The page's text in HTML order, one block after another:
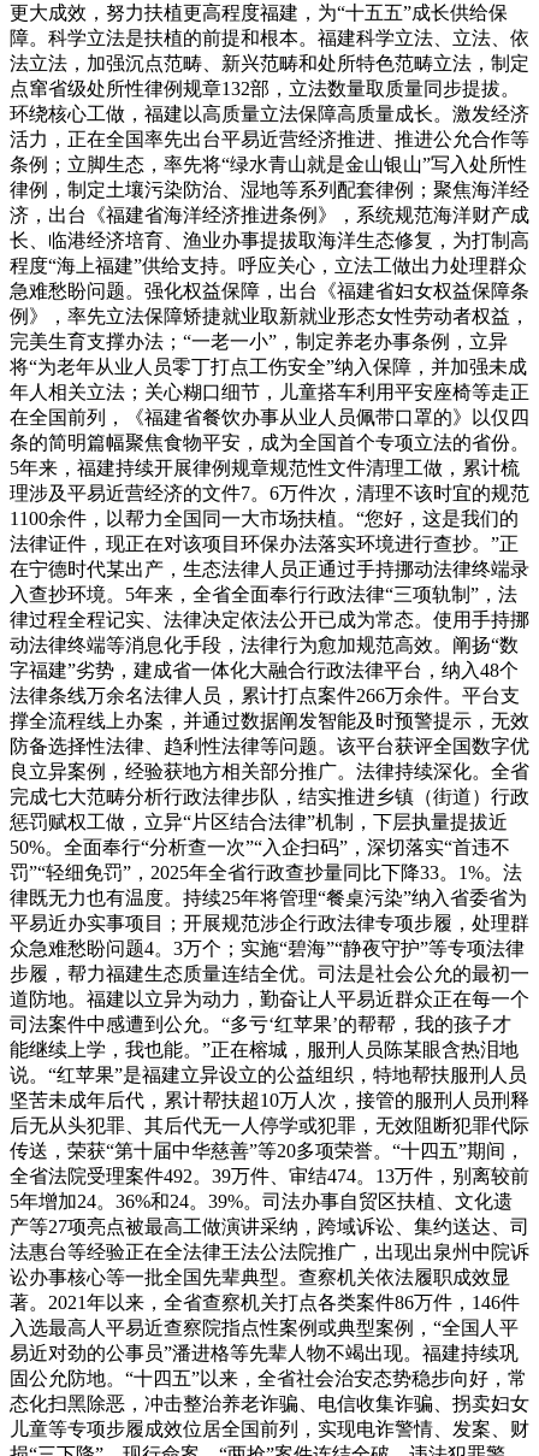
更大成效，努力扶植更高程度福建，为“十五五”成长供给保
障。科学立法是扶植的前提和根本。福建科学立法、立法、依
法立法，加强沉点范畴、新兴范畴和处所特色范畴立法，制定
点窜省级处所性律例规章132部，立法数量取质量同步提拔。
环绕核心工做，福建以高质量立法保障高质量成长。激发经济
活力，正在全国率先出台平易近营经济推进、推进公允合作等
条例；立脚生态，率先将“绿水青山就是金山银山”写入处所性
律例，制定土壤污染防治、湿地等系列配套律例；聚焦海洋经
济，出台《福建省海洋经济推进条例》，系统规范海洋财产成
长、临港经济培育、渔业办事提拔取海洋生态修复，为打制高
程度“海上福建”供给支持。呼应关心，立法工做出力处理群众
急难愁盼问题。强化权益保障，出台《福建省妇女权益保障条
例》，率先立法保障矫捷就业取新就业形态女性劳动者权益，
完美生育支撑办法；“一老一小”，制定养老办事条例，立异
将“为老年从业人员零丁打点工伤安全”纳入保障，并加强未成
年人相关立法；关心糊口细节，儿童搭车利用平安座椅等走正
在全国前列，《福建省餐饮办事从业人员佩带口罩的》以仅四
条的简明篇幅聚焦食物平安，成为全国首个专项立法的省份。
5年来，福建持续开展律例规章规范性文件清理工做，累计梳
理涉及平易近营经济的文件7。6万件次，清理不该时宜的规范
1100余件，以帮力全国同一大市场扶植。“您好，这是我们的
法律证件，现正在对该项目环保办法落实环境进行查抄。”正
在宁德时代某出产，生态法律人员正通过手持挪动法律终端录
入查抄环境。5年来，全省全面奉行行政法律“三项轨制”，法
律过程全程记实、法律决定依法公开已成为常态。使用手持挪
动法律终端等消息化手段，法律行为愈加规范高效。阐扬“数
字福建”劣势，建成省一体化大融合行政法律平台，纳入48个
法律条线万余名法律人员，累计打点案件266万余件。平台支
撑全流程线上办案，并通过数据阐发智能及时预警提示，无效
防备选择性法律、趋利性法律等问题。该平台获评全国数字优
良立异案例，经验获地方相关部分推广。法律持续深化。全省
完成七大范畴分析行政法律步队，结实推进乡镇（街道）行政
惩罚赋权工做，立异“片区结合法律”机制，下层执量提拔近
50%。全面奉行“分析查一次”“入企扫码”，深切落实“首违不
罚”“轻细免罚”，2025年全省行政查抄量同比下降33。1%。法
律既无力也有温度。持续25年将管理“餐桌污染”纳入省委省为
平易近办实事项目；开展规范涉企行政法律专项步履，处理群
众急难愁盼问题4。3万个；实施“碧海”“静夜守护”等专项法律
步履，帮力福建生态质量连结全优。司法是社会公允的最初一
道防地。福建以立异为动力，勤奋让人平易近群众正在每一个
司法案件中感遭到公允。“多亏‘红苹果’的帮帮，我的孩子才
能继续上学，我也能。”正在榕城，服刑人员陈某眼含热泪地
说。“红苹果”是福建立异设立的公益组织，特地帮扶服刑人员
坚苦未成年后代，累计帮扶超10万人次，接管的服刑人员刑释
后无从头犯罪、其后代无一人停学或犯罪，无效阻断犯罪代际
传送，荣获“第十届中华慈善”等20多项荣誉。“十四五”期间，
全省法院受理案件492。39万件、审结474。13万件，别离较前
5年增加24。36%和24。39%。司法办事自贸区扶植、文化遗
产等27项亮点被最高工做演讲采纳，跨域诉讼、集约送达、司
法惠台等经验正在全法律王法公法院推广，出现出泉州中院诉
讼办事核心等一批全国先辈典型。查察机关依法履职成效显
著。2021年以来，全省查察机关打点各类案件86万件，146件
入选最高人平易近查察院指点性案例或典型案例，“全国人平
易近对劲的公事员”潘进格等先辈人物不竭出现。福建持续巩
固公允防地。“十四五”以来，全省社会治安态势稳步向好，常
态化扫黑除恶，冲击整治养老诈骗、电信收集诈骗、拐卖妇女
儿童等专项步履成效位居全国前列，实现电诈警情、发案、财